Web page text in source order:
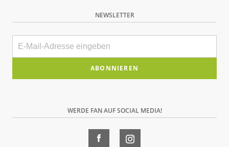
NEWSLETTER
leer
WERDE FAN AUF SOCIAL MEDIA!